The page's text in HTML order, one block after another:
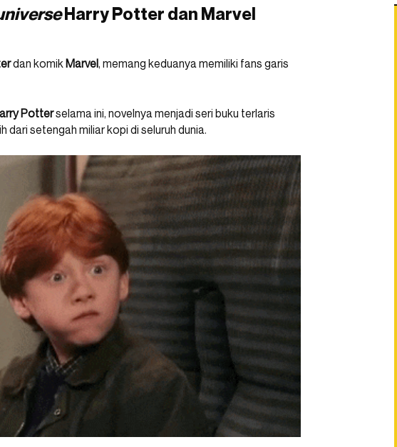
Harry Potter dan Marvel
dan komik Marvel, memang keduanya memiliki fans garis
Potterselama ini, novelnya menjadi seri buku terlaris
dari setengah miliar kopi di seluruh dunia.